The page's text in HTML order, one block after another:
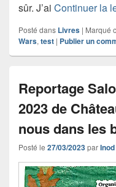
sûr. J’ai Continuer la
Posté dans Livres | Marqué
Wars, test | Publier un
Reportage
2023 de
nous dans les
Posté le 27/03/2023parInod